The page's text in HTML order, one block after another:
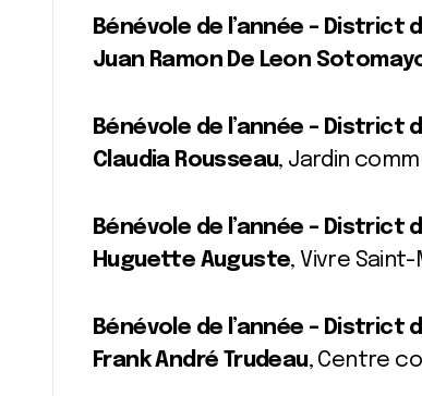
Bénévole de l’année – District
Juan Ramon De Leon
Bénévole de l’année – District
Claudia Rousseau, Jardin
Bénévole de l’année – District
Huguette Auguste, Vivre
Bénévole de l’année – District
Frank André Trudeau, Centre